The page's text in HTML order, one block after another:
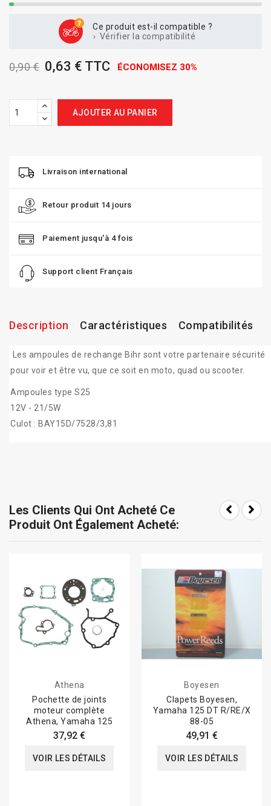
Ce produit est-il compatible ?
Vérifier la compatibilité
0,90 € 0,63 € TTC ÉCONOMISEZ 30%
AJOUTER AU PANIER
Livraison international
Retour produit 14 jours
Paiement jusqu'à 4 fois
Support client Français
Description Caractéristiques Compatibilités
Les ampoules de rechange Bihr sont votre partenaire sécurité
pour voir et être vu, que ce soit en moto, quad ou scooter.
Ampoules type S25
12V - 21/5W
Culot : BAY15D/7528/3,81
Les Clients Qui Ont Acheté Ce
Produit Ont Également Acheté:
Athena
Pochette de joints
moteur complète
Athena, Yamaha 125
37,92 €
VOIR LES DÉTAILS
Boyesen
Clapets Boyesen,
Yamaha 125 DT R/RE/X
88-05
49,91 €
VOIR LES DÉTAILS